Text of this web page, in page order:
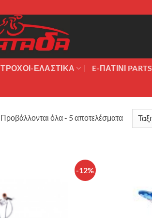
ΤΡΟΧΟΙ-ΕΛΑΣΤΙΚΑ E-ΠΑΤΙΝΙ PARTS
Προβάλλονται όλα - 5 αποτελέσματαSorted
-12%